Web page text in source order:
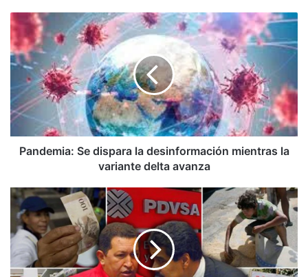
Pandemia:
Se
dispara
la
desinformación
mientras
la
variante
delta
avanza
Pandemia: Se dispara la desinformación mientras la
variante delta avanza
Gloria
Cuenca:
Trastornos
en
la
personalidad